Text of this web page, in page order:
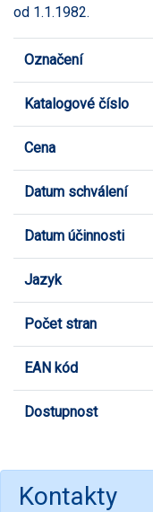
od 1.1.1982.
Označení
Katalogové číslo
Cena
Datum schválení
Datum účinnosti
Jazyk
Počet stran
EAN kód
Dostupnost
Kontakty